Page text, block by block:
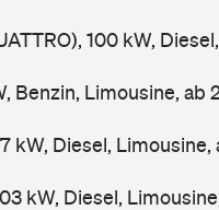
100 kW,
Benzin, Limousine, ab
kW, Diesel,
kW, Diesel,